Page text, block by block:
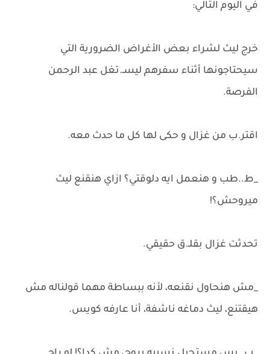
في اليوم التالي:
خرج ليث لشراء بعض الأغراض الضرورية التي
سيحتاجونها أثناء سفرهم ليسـ.تغل عبد الرحمن
الفرصة.
اقتر.ب من غزال و حكى لها كل ما حدث معه.
_ط..طب و هنعمل ايه دلوقتي؟ ازاي هنقنع ليث
ميروحش؟!
تحدثت غزال بقلـ.ق حقيقي.
_مش هنحاول نقنعه، لأنه ببساطة مهما قولناله مش
هيقتنع، ليث دماغه ناشفة، أنا عارفه كويس.